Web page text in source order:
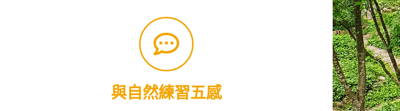
與自然練習五感
約為0.06%，在總病友人口中，男性比例高於女性。 自閉症症狀主要體現於社交與語言溝通，尚包含
行為與知覺，例如：對他人不感興趣、無法以言語表達需求、異常專注於某事物等等。 由於五感十
自然中活動，透過眼睛看到與動手觸摸，提高了五感的耐受程度，並且在過程中，孩子們也會感受
到：「這很棒！很安全！不會發生什麼事。」 除了五感減敏外，在大自然中活動，孩子們還能在以
下方面獲得改善：情緒、知覺、溝通、社交互動、肢體活動、行為。 參考資料： The Benefits of
Outdoor Activities for Children with Autism Yuan-Yu Chang and Chun-Yen Chang Department of
Horticulture, National Taiwan University, Taipei, R.O.C.